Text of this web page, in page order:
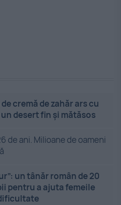
cremă de zahăr ars cu
desert fin și mătăsos
de ani. Milioane de oameni
un tânăr român de 20
pentru a ajuta femeile